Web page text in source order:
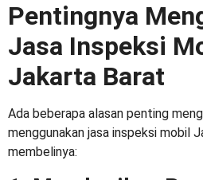
Pentingnya
Jasa Inspeksi
Jakarta Barat
Ada beberapa alasan penting
menggunakan jasa inspeksi mobil
membelinya: